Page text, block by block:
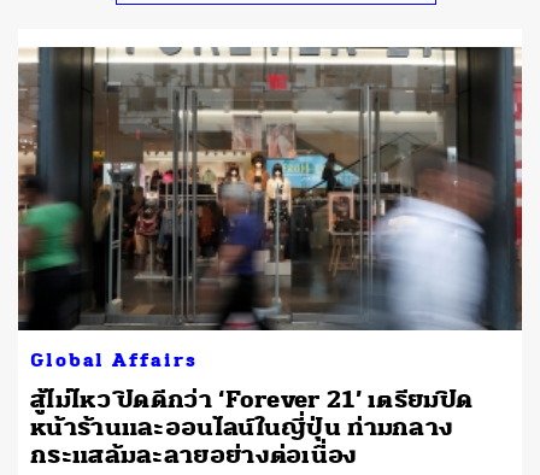
Global Affairs
สู้ไม่ไหว ปิดดีกว่า ‘Forever 21’ เตรียมปิด
หน้าร้านและออนไลน์ในญี่ปุ่น ท่ามกลาง
กระแสล้มละลายอย่างต่อเนื่อง